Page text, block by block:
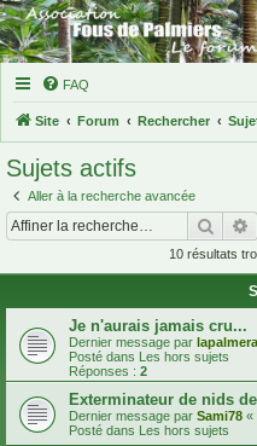
FAQ
Site Forum Rechercher
Sujets actifs
Aller à la recherche avancée
10 résultats
Je n'aurais jamais cru...
Dernier message par
Posté dans Les hors sujets
Réponses : 2
Exterminateur de nids
Dernier message par Sami78 «
Posté dans Les hors sujets